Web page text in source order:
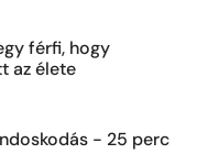
férfi, hogy
az élete
- 25 perc